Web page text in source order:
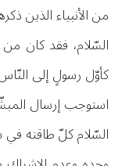
من الأنبياء الذين
السّلام، فقد كان
كأوّل رسولٍ إلى
استوجب إرسال
السّلام كلّ طاقته في